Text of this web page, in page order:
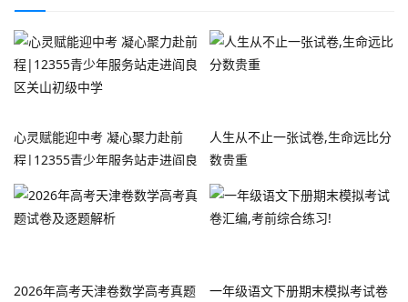
心灵赋能迎中考 凝心聚力赴前
程|12355青少年服务站走进阎良
区关山初级中学
人生从不止一张试卷,生命远比分
数贵重
2026年高考天津卷数学高考真题
一年级语文下册期末模拟考试卷